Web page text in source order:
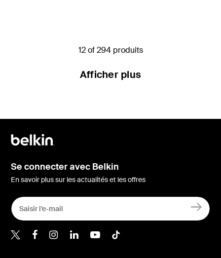
12 of 294 produits
Afficher plus
Se connecter avec Belkin
En savoir plus sur les actualités et les offres
Belkin Twitter
Belkin Facebook
Belkin Instagram
Belkin LinkedIn
Belkin Youtube
Belkin TikTok